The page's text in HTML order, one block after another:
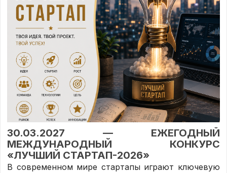
30.03.2027 — ЕЖЕГОДНЫЙ
МЕЖДУНАРОДНЫЙ КОНКУРС
«ЛУЧШИЙ СТАРТАП-2026»
В современном мире стартапы играют ключевую